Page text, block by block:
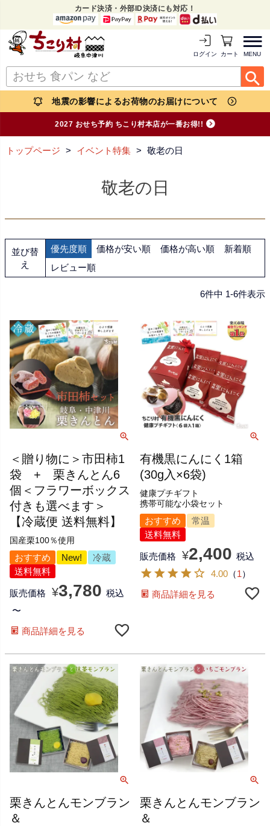
カード決済・外部ID決済にも対応！
MENU
ログイン カートを見る
地震の影響によるお荷物のお届けについて
2027 おせち予約 ちこり村本店が一番お得!!
トップページ イベント特集 敬老の日
敬老の日
並び替
え
優先度順 価格が安い順 価格が高い順
新着順
レビュー順
6件中 1-6件表示
国産栗100％使用
＜贈り物に＞市田柿1
袋 + 栗きんとん6
個＜フラワーボックス
付きも選べます＞
【冷蔵便 送料無料】
おすすめ New!
冷蔵
送料無料
販売価格 ¥3,780 税込
〜
商品詳細を見る
健康プチギフト
携帯可能な小袋セット
有機黒にんにく1箱
(30g入×6袋)
おすすめ
常温
送料無料
販売価格 ¥2,400 税込
4.00 （1）
商品詳細を見る
栗きんとんモンブラン
＆
栗きんとんモンブラン
＆